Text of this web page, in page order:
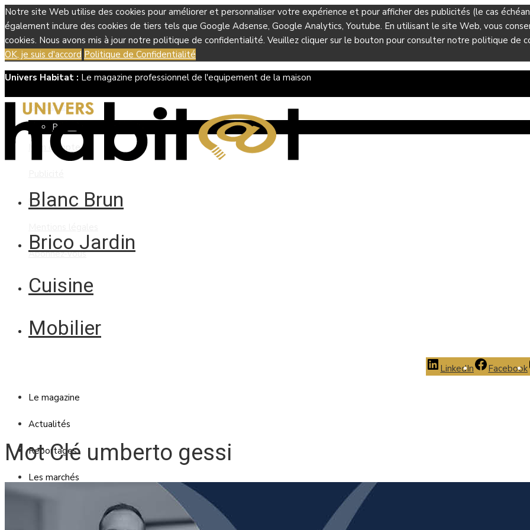
Notre site Web utilise des cookies pour améliorer et personnaliser votre expérience et pour afficher des publicités (le cas
également inclure des cookies de tiers tels que Google Adsense, Google Analytics, Youtube. En utilisant le site Web, vous
cookies. Nous avons mis à jour notre politique de confidentialité. Veuillez cliquer sur le bouton pour consulter notre politique de
OK, je suis d'accord Politique de Confidentialité
Univers Habitat : Le magazine professionnel de l'equipement de la maison
Boutique
Panier
Mon compte
Contact
Abonnez-vous
Blanc Brun
Brico Jardin
Cuisine
Mobilier
LinkedIn Facebook
Le magazine
Actualités
Reportages
Les marchés
Mot Clé umberto gessi